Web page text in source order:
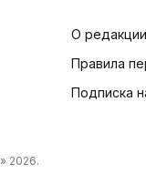
О редакции
Правила
Подписка
2026.